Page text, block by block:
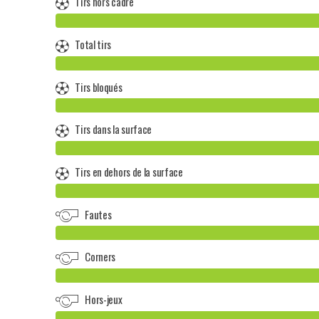
Total tirs
Tirs bloqués
Tirs dans la surface
Tirs en dehors de la surface
Fautes
Corners
Hors-jeux